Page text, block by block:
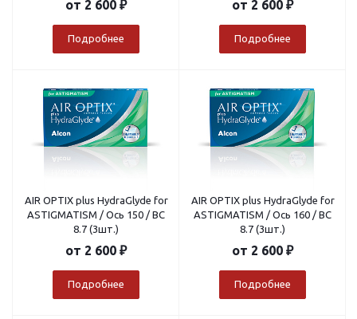
от 2 600 ₽
Подробнее
от 2 600 ₽
Подробнее
AIR OPTIX plus HydraGlyde for
ASTIGMATISM / Ось 150 / BC
8.7 (3шт.)
от 2 600 ₽
Подробнее
AIR OPTIX plus HydraGlyde for
ASTIGMATISM / Ось 160 / BC
8.7 (3шт.)
от 2 600 ₽
Подробнее